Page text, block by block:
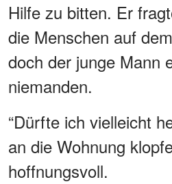
Hilfe zu bitten. Er
die Menschen auf
doch der junge Mann
niemanden.
“Dürfte ich vielleicht
an die Wohnung
hoffnungsvoll.